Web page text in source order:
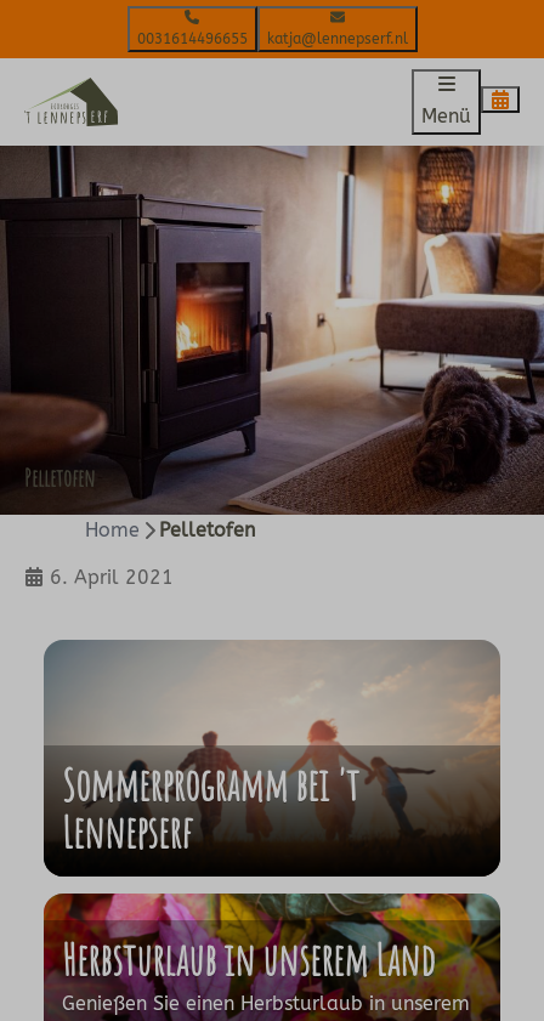
0031614496655 katja@lennepserf.nl
Menü
Pelletofen
Home Pelletofen
6. April 2021
Sommerprogramm bei 't
Lennepserf
Herbsturlaub in unserem Land
Genießen Sie einen Herbsturlaub in unserem